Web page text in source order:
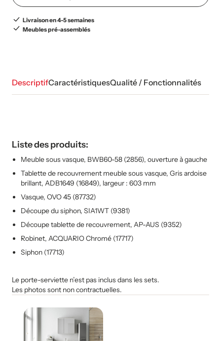
Livraison en 4-5 semaines
Meubles pré-assemblés
DescriptifCaractéristiquesQualité / Fonctionnalités
Liste des produits:
Meuble sous vasque, BWB60-58 (2856), ouverture à gauche
Tablette de recouvrement meuble sous vasque, Gris ardoise
brillant, ADB1649 (16849), largeur : 603 mm
Vasque, OVO 45 (87732)
Découpe du siphon, SIA1WT (9381)
Découpe tablette de recouvrement, AP-AUS (9352)
Robinet, ACQUARIO Chromé (17717)
Siphon (17713)
Le porte-serviette n’est pas inclus dans les sets.
Les photos sont non contractuelles.